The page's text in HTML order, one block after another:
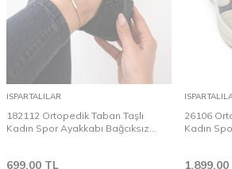
ISPARTALILAR
182112 Ortopedik Taban Taşlı
Kadın Spor Ayakkabı Bağcıksız
699,00 TL
26106
Kadın
1.899,00